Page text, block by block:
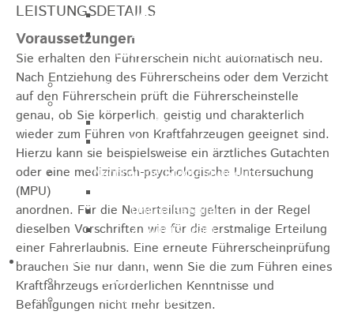
Verwaltungsausschuss
Zweckverband "Gewerbeverband
Rosenstein" - Verwaltungsrat
Jugendparlament
Wahlen
Wahlen Aktuell
Wahlinformation
Nachhaltige Stadtentwicklung
Online Beteiligung
Zukunfts Team
Freizeit / Tourismus
Gastgeber
Veranstaltungen
LEISTUNGSDETAILS
Voraussetzungen
Sie erhalten den Führerschein nicht automatisch neu.
Nach Entziehung des Führerscheins oder dem Verzicht
auf den Führerschein prüft die Führerscheinstelle
genau, ob Sie körperlich, geistig und charakterlich
wieder zum Führen von Kraftfahrzeugen geeignet sind.
Hierzu kann sie beispielsweise ein ärztliches Gutachten
oder eine medizinisch-psychologische Untersuchung
(MPU)
anordnen. Für die Neuerteilung gelten in der Regel
dieselben Vorschriften wie für die erstmalige Erteilung
einer Fahrerlaubnis. Eine erneute Führerscheinprüfung
brauchen Sie nur dann, wenn Sie die zum Führen eines
Kraftfahrzeugs erforderlichen Kenntnisse und
Befähigungen nicht mehr besitzen.